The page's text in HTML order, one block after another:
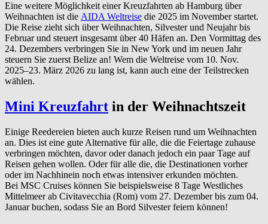
Eine weitere Möglichkeit einer Kreuzfahrten ab Hamburg über
Weihnachten ist die AIDA Weltreise die 2025 im November startet.
Die Reise zieht sich über Weihnachten, Silvester und Neujahr bis
Februar und steuert insgesamt über 40 Häfen an. Den Vormittag des
24. Dezembers verbringen Sie in New York und im neuen Jahr
steuern Sie zuerst Belize an! Wem die Weltreise vom 10. Nov.
2025–23. März 2026 zu lang ist, kann auch eine der Teilstrecken
wählen.
Mini Kreuzfahrt in der Weihnachtszeit
Einige Reedereien bieten auch kurze Reisen rund um Weihnachten
an. Dies ist eine gute Alternative für alle, die die Feiertage zuhause
verbringen möchten, davor oder danach jedoch ein paar Tage auf
Reisen gehen wollen. Oder für alle die, die Destinationen vorher
oder im Nachhinein noch etwas intensiver erkunden möchten.
Bei MSC Cruises können Sie beispielsweise 8 Tage Westliches
Mittelmeer ab Civitavecchia (Rom) vom 27. Dezember bis zum 04.
Januar buchen, sodass Sie an Bord Silvester feiern können!